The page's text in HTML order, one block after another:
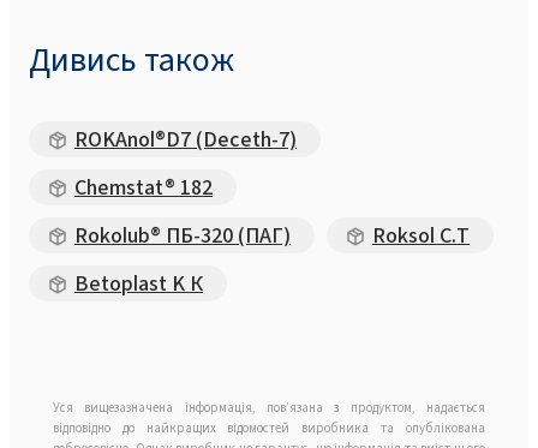
Дивись також
ROKAnol®D7 (Deceth-7)
Chemstat® 182
Rokolub® ПБ-320 (ПАГ)
Roksol С.Т
Betoplast K К
Уся вищезазначена інформація, пов’язана з продуктом, надається
відповідно до найкращих відомостей виробника та опублікована